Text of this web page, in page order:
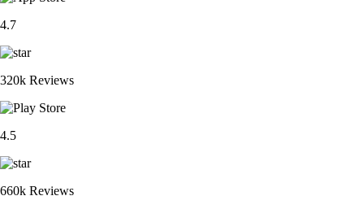
4.7
320k Reviews
4.5
660k Reviews